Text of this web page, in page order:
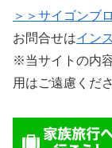
＞＞サイゴンブ
お問合せはイン
※当サイトの内
用はご遠慮くださ